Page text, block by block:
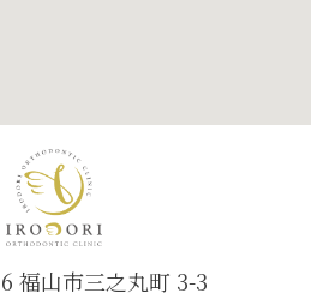
福山市三之丸町 3-3